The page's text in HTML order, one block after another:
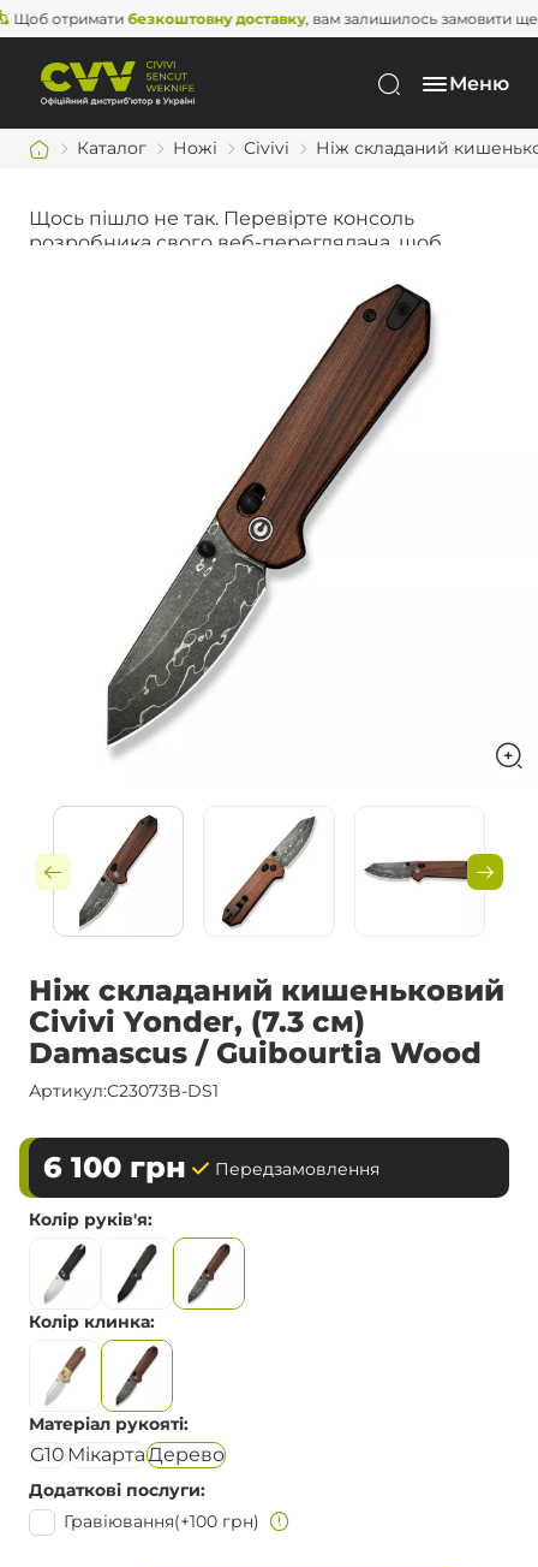
отриматибезкоштовну доставку, вам залишилось замовити ще на
Меню
Каталог Ножі Civivi Ніж складаний
Щось пішло не так. Перевірте консоль
розробника свого веб-переглядача, щоб
Ніж складаний кишеньковий
Civivi Yonder, (7.3 см)
Damascus / Guibourtia Wood
Артикул:C23073B-DS1
6 100 грн Передзамовлення
Колір руків'я
Колір клинка
Матеріал рукояті
G10 МікартаДерево
Додаткові послуги
Гравіювання(+100 грн)